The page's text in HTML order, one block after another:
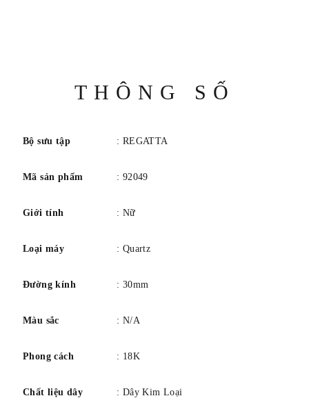
THÔNG SỐ
Bộ sưu tập : REGATTA
Mã sản phẩm : 92049
Giới tính : Nữ
Loại máy : Quartz
Đường kính : 30mm
Màu sắc : N/A
Phong cách : 18K
Chất liệu dây : Dây Kim Loại